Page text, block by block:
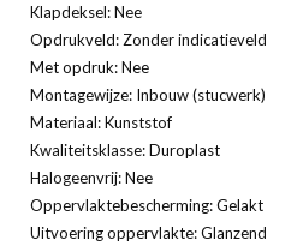
Klapdeksel: Nee
Opdrukveld: Zonder indicatieveld
Met opdruk: Nee
Montagewijze: Inbouw (stucwerk)
Materiaal: Kunststof
Kwaliteitsklasse: Duroplast
Halogeenvrij: Nee
Oppervlaktebescherming: Gelakt
Uitvoering oppervlakte: Glanzend